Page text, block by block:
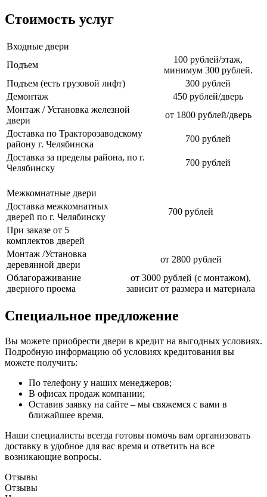
Стоимость услуг
Входные двери
Подъем
100 рублей/этаж,
минимум 300 рублей.
Подъем (есть грузовой лифт)
300 рублей
Демонтаж
450 рублей/дверь
Монтаж / Установка железной
двери
от 1800 рублей/дверь
Доставка по Тракторозаводскому
району г. Челябинска
700 рублей
Доставка за пределы района, по г.
Челябинску
700 рублей
Межкомнатные двери
Доставка межкомнатных
дверей по г. Челябинску
700 рублей
При заказе от 5
комплектов дверей
Монтаж /Установка
деревянной двери
от 2800 рублей
Облагораживание
дверного проема
от 3000 рублей (с монтажом),
зависит от размера и материала
Специальное предложение
Вы можете приобрести двери в кредит на выгодных условиях.
Подробную информацию об условиях кредитования вы
можете получить:
По телефону у наших менеджеров;
В офисах продаж компании;
Оставив заявку на сайте – мы свяжемся с вами в
ближайшее время.
Наши специалисты всегда готовы помочь вам организовать
доставку в удобное для вас время и ответить на все
возникающие вопросы.
Отзывы
Отзывы